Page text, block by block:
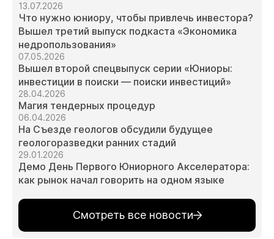
13.07.2026
Что нужно юниору, чтобы привлечь инвестора?
Вышел третий выпуск подкаста «Экономика
недропользования»
07.05.2026
Вышел второй спецвыпуск серии «Юниоры:
инвестиции в поиски — поиски инвестиций»
28.04.2026
Магия тендерных процедур
06.04.2026
На Съезде геологов обсудили будущее
геологоразведки ранних стадий
29.01.2026
Демо День Первого Юниорного Акселератора:
как рынок начал говорить на одном языке
Смотреть все новости